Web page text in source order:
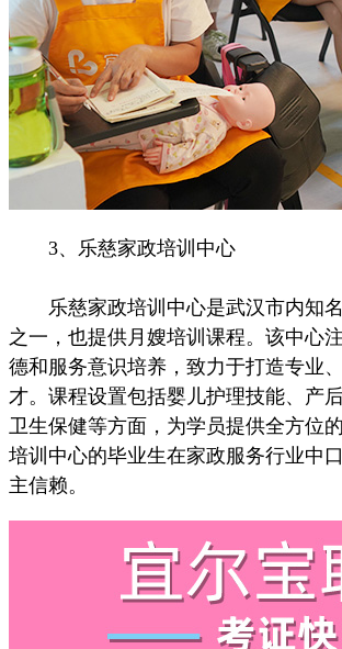
3、乐慈家政培训中心
乐慈家政培训中心是武汉市内知名
之一，也提供月嫂培训课程。该中心
德和服务意识培养，致力于打造专业
才。课程设置包括婴儿护理技能、产
卫生保健等方面，为学员提供全方位
培训中心的毕业生在家政服务行业中
主信赖。